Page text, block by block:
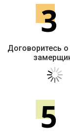
3
Договоритесь
5